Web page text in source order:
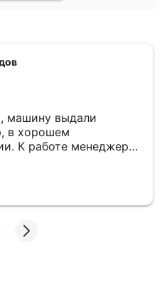
машину выдали
в хорошем
К работе менеджера
объясняют и